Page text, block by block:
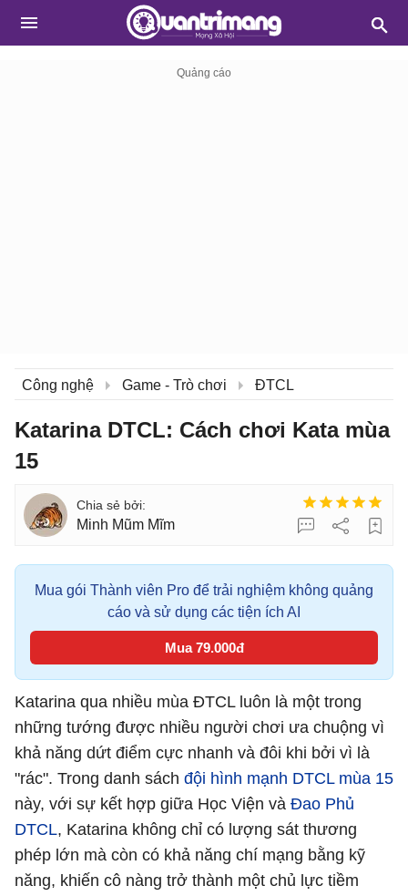
Công nghệ Game - Trò chơi ĐTCL
Katarina DTCL: Cách chơi Kata mùa
15
Minh Mũm Mĩm
Mua gói Thành viên Pro để trải nghiệm không quảng
cáo và sử dụng các tiện ích AI
Mua 79.000đ
Katarina qua nhiều mùa ĐTCL luôn là một trong
những tướng được nhiều người chơi ưa chuộng vì
khả năng dứt điểm cực nhanh và đôi khi bởi vì là
"rác". Trong danh sách đội hình mạnh DTCL mùa 15
này, với sự kết hợp giữa Học Viện và Đao Phủ
DTCL, Katarina không chỉ có lượng sát thương
phép lớn mà còn có khả năng chí mạng bằng kỹ
năng, khiến cô nàng trở thành một chủ lực tiềm